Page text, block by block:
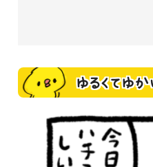
ゆるくてゆ